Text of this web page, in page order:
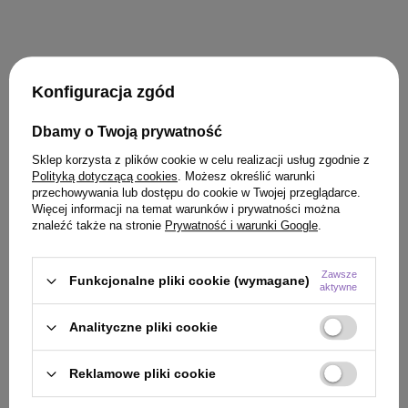
KLIENCI, KTÓRZY KUPILI TEN
PRODUKT KUPILI TAKŻE
Konfiguracja zgód
Dbamy o Twoją prywatność
Sklep korzysta z plików cookie w celu realizacji usług zgodnie z
Polityką dotyczącą cookies. Możesz określić warunki
przechowywania lub dostępu do cookie w Twojej przeglądarce.
Więcej informacji na temat warunków i prywatności można
znaleźć także na stronie Prywatność i warunki Google.
Funkcjonalne pliki cookie (wymagane)
Zawsze
aktywne
Analityczne pliki cookie
Reklamowe pliki cookie